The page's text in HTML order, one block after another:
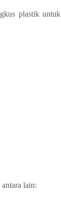
plastik untuk
lain: